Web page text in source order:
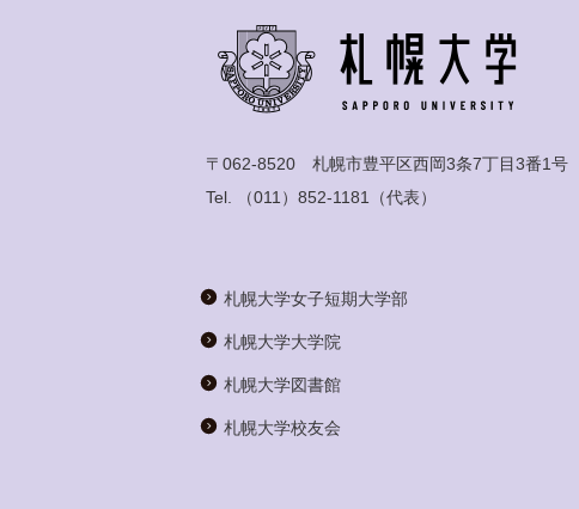
〒062-8520 札幌市豊平区西岡3条7丁目3番1号
Tel.
（011）852-1181 （代表）
札幌大学女子短期大学部
札幌大学大学院
札幌大学図書館
札幌大学校友会